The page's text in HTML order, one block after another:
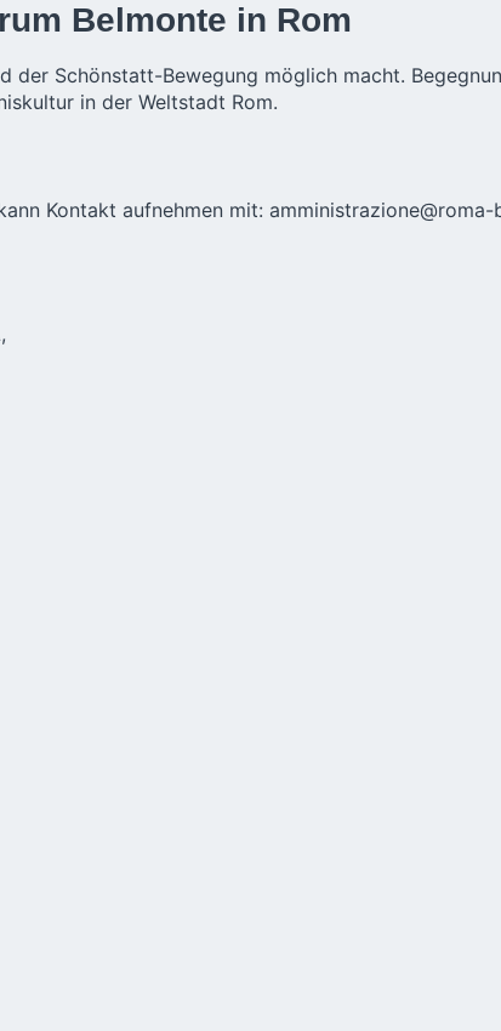
Belmonte in Rom
Schönstatt-Bewegung möglich macht.
in der Weltstadt Rom.
Kontakt aufnehmen mit: